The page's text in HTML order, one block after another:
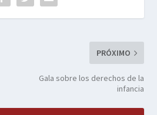
PRÓXIMO
Gala sobre los derechos de la
infancia